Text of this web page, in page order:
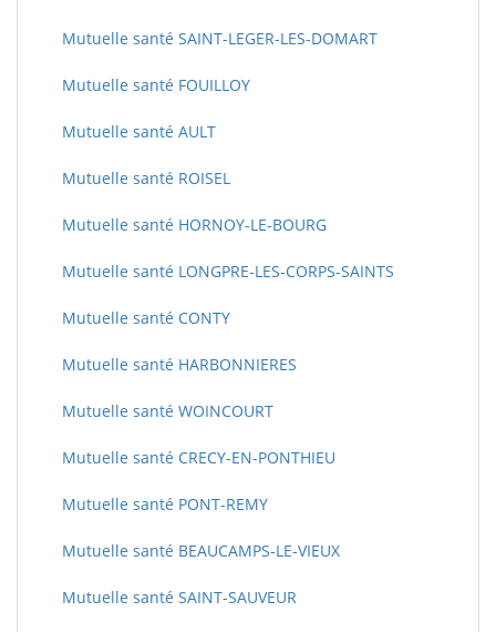
Mutuelle santé SAINT-LEGER-LES-DOMART
Mutuelle santé FOUILLOY
Mutuelle santé AULT
Mutuelle santé ROISEL
Mutuelle santé HORNOY-LE-BOURG
Mutuelle santé LONGPRE-LES-CORPS-SAINTS
Mutuelle santé CONTY
Mutuelle santé HARBONNIERES
Mutuelle santé WOINCOURT
Mutuelle santé CRECY-EN-PONTHIEU
Mutuelle santé PONT-REMY
Mutuelle santé BEAUCAMPS-LE-VIEUX
Mutuelle santé SAINT-SAUVEUR